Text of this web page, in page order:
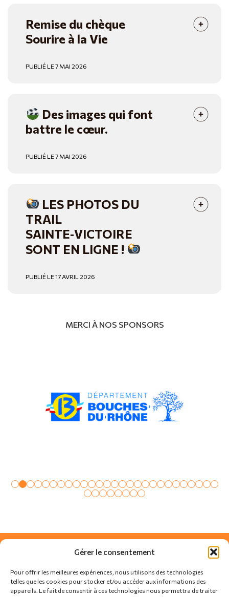
Gérer le consentement
Pour offrir les meilleures expériences, nous utilisons des technologies
telles que les cookies pour stocker et/ou accéder aux informations des
appareils. Le fait de consentir à ces technologies nous permettra de traiter
Remise du chèque
Sourire à la Vie
PUBLIÉ LE 7 MAI 2026
Des images qui font
battre le cœur.
PUBLIÉ LE 7 MAI 2026
LES PHOTOS DU
TRAIL
SAINTE‑VICTOIRE
SONT EN LIGNE !
PUBLIÉ LE 17 AVRIL 2026
MERCI À NOS SPONSORS